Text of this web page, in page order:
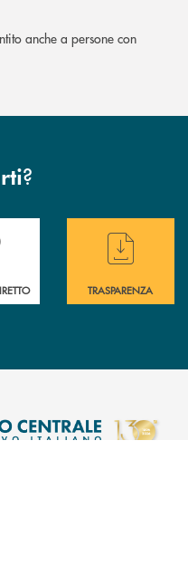
anche a persone con
?
di assistenza immediata ?
Hai bisogno di
TRASPARENZA